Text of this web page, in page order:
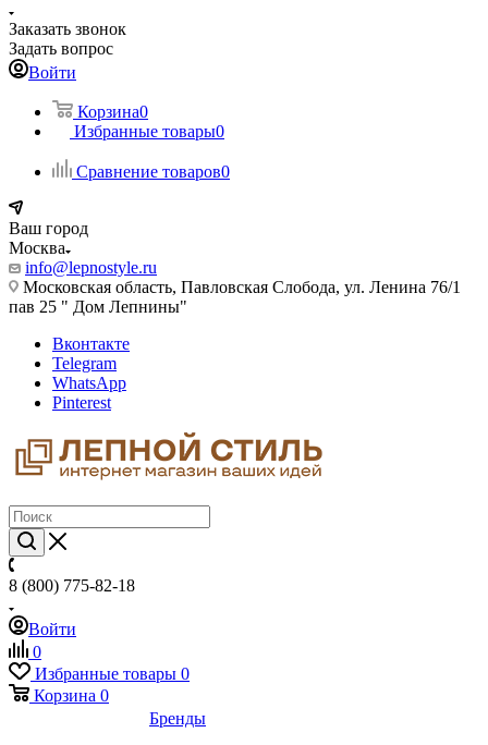
Заказать звонок
Задать вопрос
Войти
Корзина0
Избранные товары0
Сравнение товаров0
Ваш город
Москва
info@lepnostyle.ru
Московская область, Павловская Слобода, ул. Ленина 76/1
пав 25 " Дом Лепнины"
Вконтакте
Telegram
WhatsApp
Pinterest
8 (800) 775-82-18
Войти
0
Избранные товары 0
Корзина 0
Бренды